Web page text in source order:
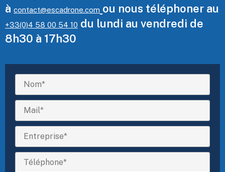
à contact@escadrone.com ou nous téléphoner au
+33(0)4 58 00 54 10 du lundi au vendredi de
8h30 à 17h30